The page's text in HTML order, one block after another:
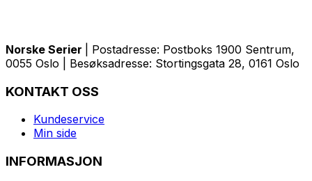
Norske Serier
| Postadresse: Postboks 1900 Sentrum,
0055 Oslo | Besøksadresse: Stortingsgata 28, 0161 Oslo
KONTAKT OSS
Kundeservice
Min side
INFORMASJON